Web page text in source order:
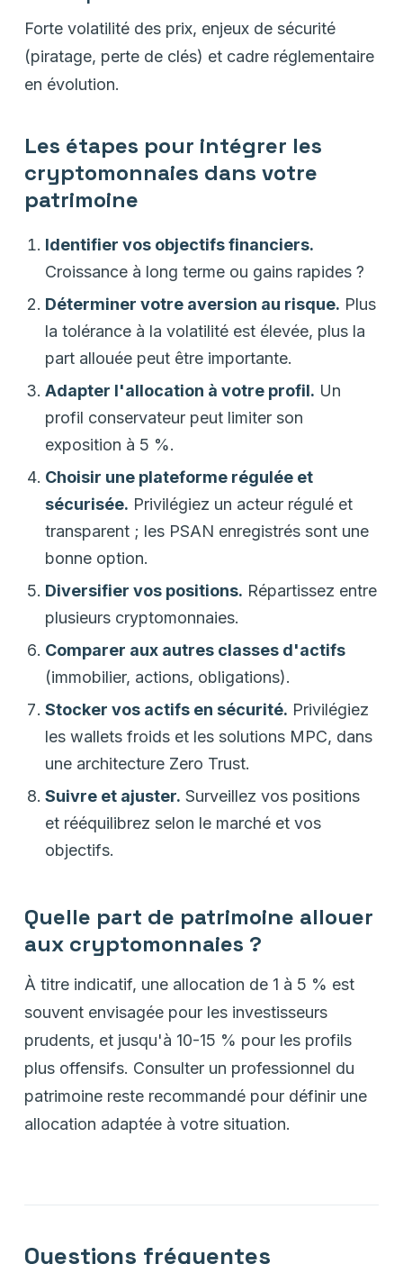
Forte volatilité des prix, enjeux de sécurité
(piratage, perte de clés) et cadre réglementaire
en évolution.
Les étapes pour intégrer les
cryptomonnaies dans votre
patrimoine
Identifier vos objectifs financiers.
Croissance à long terme ou gains rapides ?
Déterminer votre aversion au risque. Plus
la tolérance à la volatilité est élevée, plus la
part allouée peut être importante.
Adapter l'allocation à votre profil. Un
profil conservateur peut limiter son
exposition à 5 %.
Choisir une plateforme régulée et
sécurisée. Privilégiez un acteur régulé et
transparent ; les PSAN enregistrés sont une
bonne option.
Diversifier vos positions. Répartissez entre
plusieurs cryptomonnaies.
Comparer aux autres classes d'actifs
(immobilier, actions, obligations).
Stocker vos actifs en sécurité. Privilégiez
les wallets froids et les solutions MPC, dans
une architecture Zero Trust.
Suivre et ajuster. Surveillez vos positions
et rééquilibrez selon le marché et vos
objectifs.
Quelle part de patrimoine allouer
aux cryptomonnaies ?
À titre indicatif, une allocation de 1 à 5 % est
souvent envisagée pour les investisseurs
prudents, et jusqu'à 10-15 % pour les profils
plus offensifs. Consulter un professionnel du
patrimoine reste recommandé pour définir une
allocation adaptée à votre situation.
Questions fréquentes